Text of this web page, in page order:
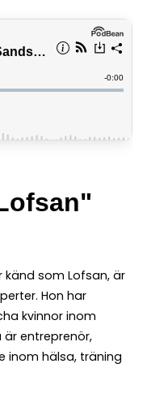
känd som Lofsan, är
Hon har
kvinnor inom
är entreprenör,
inom hälsa, träning